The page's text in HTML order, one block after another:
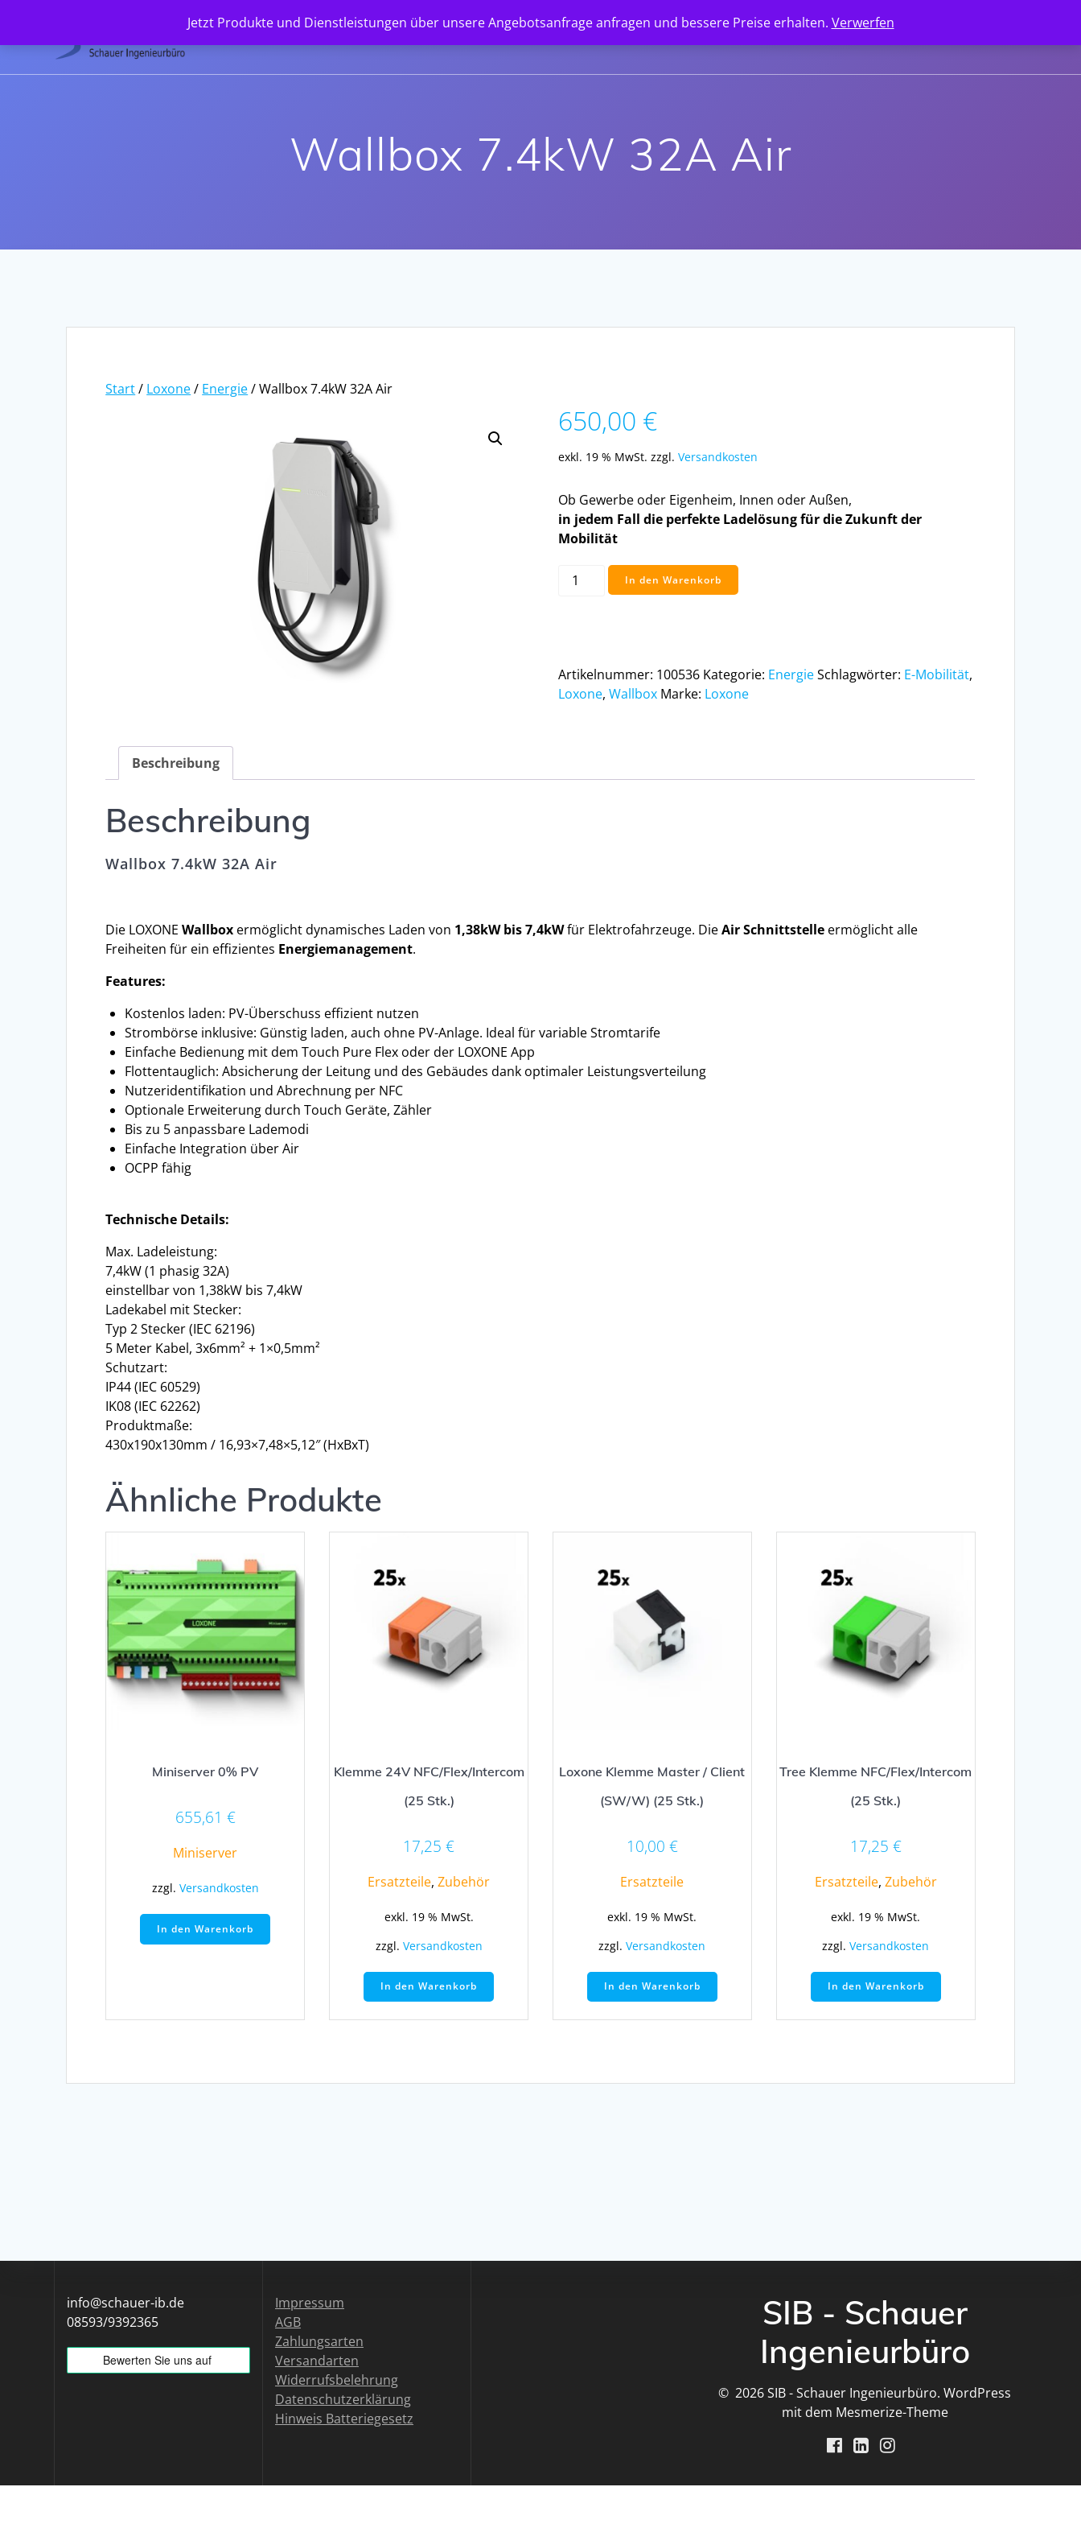
Jetzt Produkte und Dienstleistungen über unsere Angebotsanfrage anfragen und bessere Preise erhalten. Verwerfen
springen
STARTSEITE UNTERNEHMEN
Wallbox 7.4kW 32A Air
Start/ Loxone/ Energie/ Wallbox 7.4kW 32A Air
650,00 €
exkl. 19 % MwSt. zzgl. Versandkosten
Ob Gewerbe oder Eigenheim, Innen oder Außen,
in jedem Fall die perfekte Ladelösung für die Zukunft der
Mobilität
Wallbox
In den Warenkorb
Artikelnummer: 100536 Kategorie: EnergieSchlagwörter: E-Mobilität,
Loxone, Wallbox Marke: Loxone
Beschreibung
Beschreibung
Wallbox 7.4kW 32A Air
Die LOXONEWallbox ermöglicht dynamisches Laden von 1,38kW bis 7,4kWfür Elektrofahrzeuge. DieAir Schnittstelle ermöglicht alle
Freiheiten für ein effizientes Energiemanagement.
Features:
Kostenlos laden: PV-Überschuss effizient nutzen
Strombörse inklusive: Günstig laden, auch ohne PV-Anlage. Ideal für variable Stromtarife
Einfache Bedienung mit dem Touch Pure Flex oder der LOXONE App
Flottentauglich: Absicherung der Leitung und des Gebäudes dank optimaler Leistungsverteilung
Nutzeridentifikation und Abrechnung per NFC
Optionale Erweiterung durch Touch Geräte, Zähler
Bis zu 5 anpassbare Lademodi
Einfache Integration über Air
OCPP fähig
Technische Details:
Max. Ladeleistung:
7,4kW (1 phasig 32A)
einstellbar von 1,38kW bis 7,4kW
Ladekabel mit Stecker:
Typ 2 Stecker (IEC 62196)
5 Meter Kabel, 3x6mm² + 1×0,5mm²
Schutzart:
IP44 (IEC 60529)
IK08 (IEC 62262)
Produktmaße:
430x190x130mm / 16,93×7,48×5,12″ (HxBxT)
Ähnliche Produkte
Miniserver 0% PV
655,61 €
Miniserver
zzgl. Versandkosten
In den Warenkorb
Klemme 24V NFC/Flex/Intercom
(25 Stk.)
17,25€
Ersatzteile,Zubehör
exkl. 19 % MwSt.
zzgl. Versandkosten
In den Warenkorb
Loxone Klemme Master / Client
(SW/W) (25 Stk.)
10,00 €
Ersatzteile
exkl. 19 % MwSt.
zzgl.Versandkosten
In den Warenkorb
Tree Klemme NFC/Flex/Intercom
(25 Stk.)
17,25 €
Ersatzteile, Zubehör
exkl. 19 % MwSt.
zzgl.Versandkosten
In den Warenkorb
info@schauer-ib.de
08593/9392365
Impressum
AGB
Zahlungsarten
Versandarten
Widerrufsbelehrung
Datenschutzerklärung
Hinweis Batteriegesetz
SIB - Schauer
Ingenieurbüro
© 2026 SIB - Schauer Ingenieurbüro. WordPress
mit dem Mesmerize-Theme